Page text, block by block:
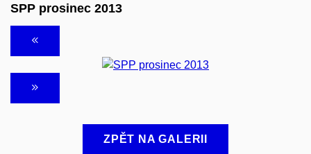
SPP prosinec 2013
ZPĚT NA GALERII